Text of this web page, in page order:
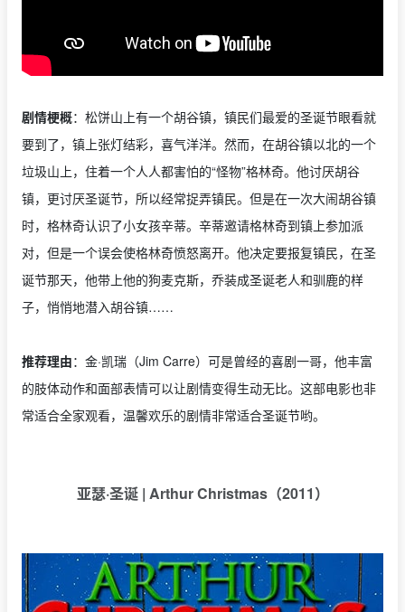
剧情梗概：松饼山上有一个胡谷镇，镇民们最爱的圣诞节眼看就
要到了，镇上张灯结彩，喜气洋洋。然而，在胡谷镇以北的一个
垃圾山上，住着一个人人都害怕的“怪物”格林奇。他讨厌胡谷
镇，更讨厌圣诞节，所以经常捉弄镇民。但是在一次大闹胡谷镇
时，格林奇认识了小女孩辛蒂。辛蒂邀请格林奇到镇上参加派
对，但是一个误会使格林奇愤怒离开。他决定要报复镇民，在圣
诞节那天，他带上他的狗麦克斯，乔装成圣诞老人和驯鹿的样
子，悄悄地潜入胡谷镇……
推荐理由：金·凯瑞（Jim Carre）可是曾经的喜剧一哥，他丰富
的肢体动作和面部表情可以让剧情变得生动无比。这部电影也非
常适合全家观看，温馨欢乐的剧情非常适合圣诞节哟。
亚瑟·圣诞 | Arthur Christmas（2011）